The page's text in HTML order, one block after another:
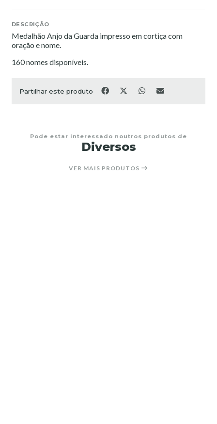
DESCRIÇÃO
Medalhão Anjo da Guarda impresso em cortiça com
oração e nome.
160 nomes disponíveis.
Partilhar este produto
Pode estar interessado noutros produtos de
Diversos
VER MAIS PRODUTOS